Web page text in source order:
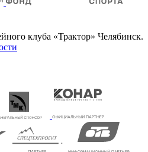
клуба «Трактор» Челябинск.